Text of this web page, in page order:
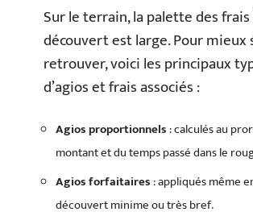
Sur le terrain, la palette des frais
découvert est large. Pour mieux
retrouver, voici les principaux
d’agios et frais associés :
Agios proportionnels: calculés au
montant et du temps passé dans le
Agios forfaitaires: appliqués même
découvert minime ou très bref.